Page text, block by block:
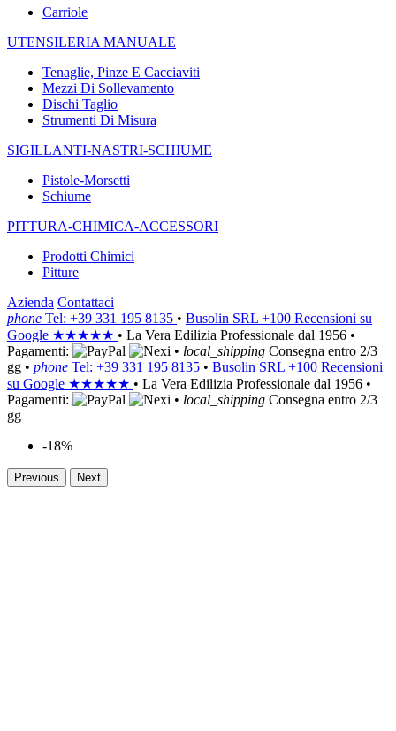
Carriole
UTENSILERIA MANUALE
Tenaglie, Pinze E Cacciaviti
Mezzi Di Sollevamento
Dischi Taglio
Strumenti Di Misura
SIGILLANTI-NASTRI-SCHIUME
Pistole-Morsetti
Schiume
PITTURA-CHIMICA-ACCESSORI
Prodotti Chimici
Pitture
Azienda Contattaci
phone Tel: +39 331 195 8135 • Busolin SRL +100 Recensioni su
Google ★★★★★ • La Vera Edilizia Professionale dal 1956 •
Pagamenti:
• local_shipping Consegna entro 2/3
gg • phone Tel: +39 331 195 8135 • Busolin SRL +100 Recensioni
su Google ★★★★★ • La Vera Edilizia Professionale dal 1956 •
Pagamenti:
• local_shipping Consegna entro 2/3
gg
-18%
Previous Next